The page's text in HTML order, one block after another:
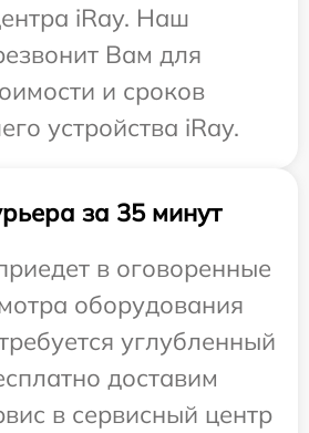
iRay. Наш
Вам для
и сроков
устройства iRay.
за 35 минут
в оговоренные
оборудования
углубленный
доставим
в сервисный центр